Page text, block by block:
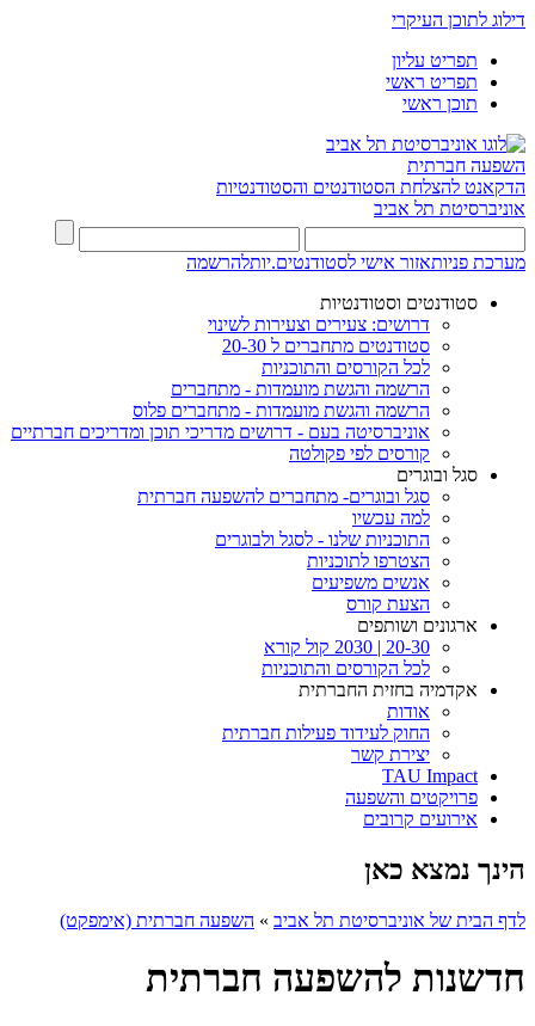
דילוג לתוכן העיקרי
תפריט עליון
תפריט ראשי
תוכן ראשי
השפעה חברתית
הדקאנט להצלחת הסטודנטים והסטודנטיות
אוניברסיטת תל אביב
מערכת פניותאזור אישי לסטודנטים.יותלהרשמה
סטודנטים וסטודנטיות
דרושים: צעירים וצעירות לשינוי
סטודנטים מתחברים ל 20-30
לכל הקורסים והתוכניות
הרשמה והגשת מועמדות - מתחברים
הרשמה והגשת מועמדות - מתחברים פלוס
אוניברסיטה בעם - דרושים מדריכי תוכן ומדריכים חברתיים
קורסים לפי פקולטה
סגל ובוגרים
סגל ובוגרים- מתחברים להשפעה חברתית
למה עכשיו
התוכניות שלנו - לסגל ולבוגרים
הצטרפו לתוכניות
אנשים משפיעים
הצעת קורס
ארגונים ושותפים
20-30 | 2030 קול קורא
לכל הקורסים והתוכניות
אקדמיה בחזית החברתית
אודות
החוק לעידוד פעילות חברתית
יצירת קשר
TAU Impact
פרויקטים והשפעה
אירועים קרובים
הינך נמצא כאן
לדף הבית של אוניברסיטת תל אביב » השפעה חברתית (אימפקט)
חדשנות להשפעה חברתית